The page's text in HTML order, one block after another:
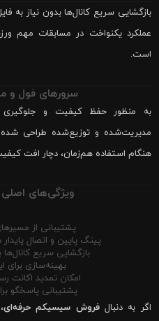
عملکرد یکنواخت در مسابقات مهم
است.
سرورهای فول و
به منظور حفظ کیفیت و
مدیریت‌شده و توزیع‌شده طراحی
هنگام استفاده هم‌زمان، دچار افت
ویژگی‌های
پشتیبانی از
پینگ پایین و اتصال
بازگشایی سریع
بهینه‌سازی برای
امکان تمدید اکانت
پشتیبانی پاسخگو
اگر به دنبالفروش سیسیکم حرفه‌ای،